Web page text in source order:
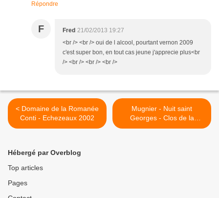
Répondre
F Fred 21/02/2013 19:27
<br /> <br /> oui de l alcool, pourtant vernon 2009
c'est super bon, en tout cas jeune j'apprecie plus<br
/> <br /> <br /> <br />
< Domaine de la Romanée
Conti - Echezeaux 2002
Mugnier - Nuit saint
Georges - Clos de la
Marechale 2006 >
Hébergé par Overblog
Top articles
Pages